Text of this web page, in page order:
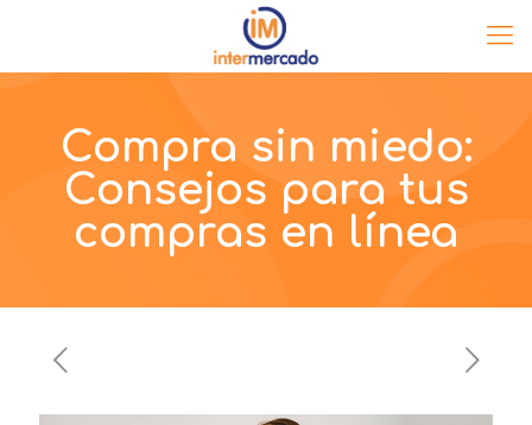
Compra sin miedo:
Consejos para tus
compras en línea